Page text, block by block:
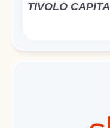
TIVOLO